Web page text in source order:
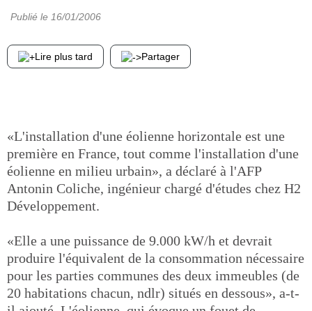
Publié le 16/01/2006
Lire plus tard Partager
«L'installation d'une éolienne horizontale est une
première en France, tout comme l'installation d'une
éolienne en milieu urbain», a déclaré à l'AFP
Antonin Coliche, ingénieur chargé d'études chez H2
Développement.
«Elle a une puissance de 9.000 kW/h et devrait
produire l'équivalent de la consommation nécessaire
pour les parties communes des deux immeubles (de
20 habitations chacun, ndlr) situés en dessous», a-t-